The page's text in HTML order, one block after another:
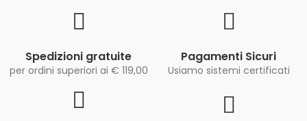
Spedizioni gratuite
per ordini superiori ai € 119,00
Pagamenti Sicuri
Usiamo sistemi certificati